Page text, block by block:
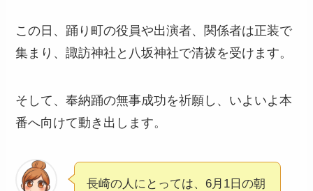
この日、踊り町の役員や出演者、関係者は正装で
集まり、諏訪神社と八坂神社で清祓を受けます。
そして、奉納踊の無事成功を祈願し、いよいよ本
番へ向けて動き出します。
長崎の人にとっては、6月1日の朝